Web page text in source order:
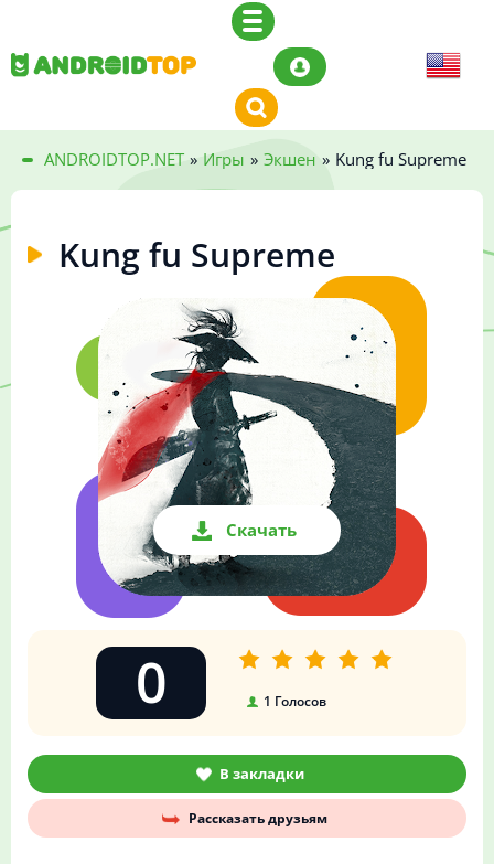
ANDROIDTOP.NET » Игры » Экшен » Kung fu Supreme
Kung fu Supreme
Скачать
0 1 Голосов
В закладки
Рассказать друзьям